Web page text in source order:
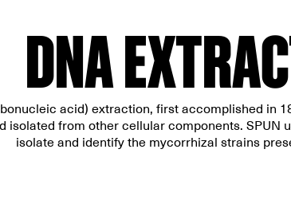
DNA
acid) extraction, first accomplished in
isolated from other cellular components. SPUN
isolate and identify the mycorrhizal strains